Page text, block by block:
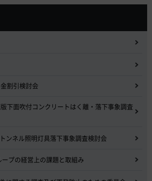
割引検討会
下面吹付コンクリートはく離・落下事象調査
ンネル照明灯具落下事象調査検討会
ープの経営上の課題と取組み